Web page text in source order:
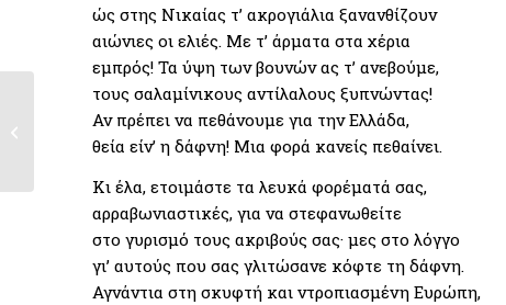
ώς στης Νικαίας τ’ ακρογιάλια ξανανθίζουν
αιώνιες οι ελιές. Με τ’ άρματα στα χέρια
εμπρός! Τα ύψη των βουνών ας τ’ ανεβούμε,
τους σαλαμίνικους αντίλαλους ξυπνώντας!
Αν πρέπει να πεθάνουμε για την Ελλάδα,
θεία είν’ η δάφνη! Μια φορά κανείς πεθαίνει.
Κι έλα, ετοιμάστε τα λευκά φορέματά σας,
αρραβωνιαστικές, για να στεφανωθείτε
στο γυρισμό τους ακριβούς σας· μες στο λόγγο
γι’ αυτούς που σας γλιτώσανε κόφτε τη δάφνη.
Αγνάντια στη σκυφτή και ντροπιασμένη Ευρώπη,
1821-2021: Επετειακή
σειρά 10 μεταλλίων
της ΕΕΦ...